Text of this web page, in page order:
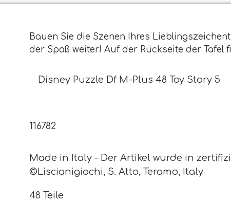
Bauen Sie die Szenen Ihres
der Spaß weiter! Auf der Rückseite der Tafel
Disney Puzzle Df M-Plus 48 Toy Story 5
116782
Made in Italy – Der Artikel wurde in
©Liscianigiochi, S. Atto, Teramo, Italy
48 Teile